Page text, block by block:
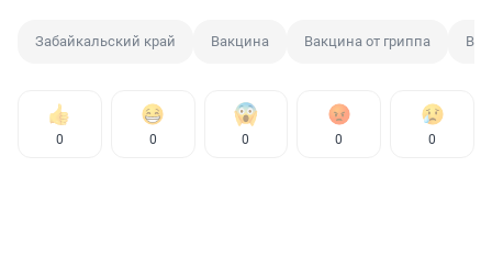
Забайкальский край Вакцина Вакцина от гриппа
0 0 0 0 0